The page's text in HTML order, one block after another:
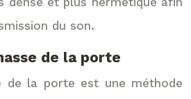
du son.
de la porte
de la porte est une méthode